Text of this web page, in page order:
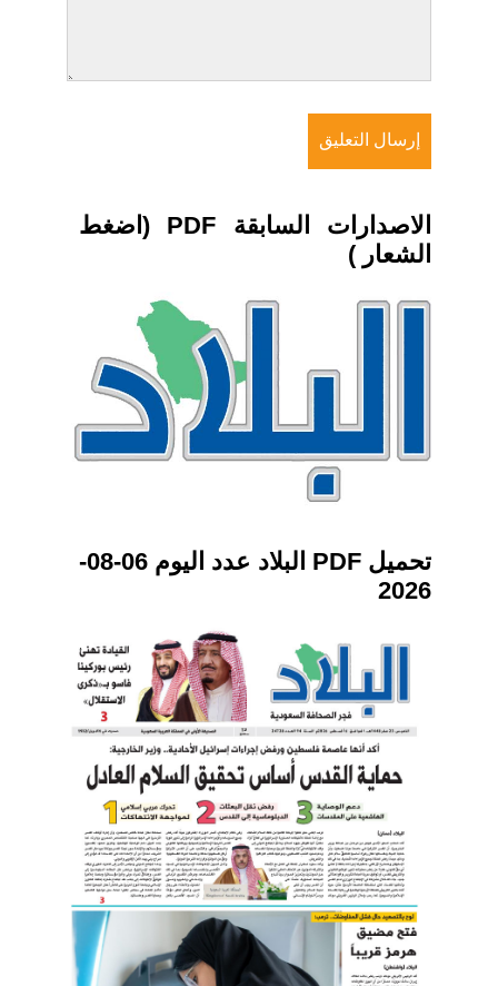
الاصدارات السابقة PDF (اضغط
الشعار )
تحميل PDF البلاد عدد اليوم 06-08-
2026